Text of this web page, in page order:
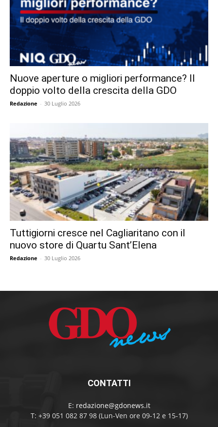
Nuove aperture o migliori performance? Il
doppio volto della crescita della GDO
Redazione - 30 Luglio 2026
Tuttigiorni cresce nel Cagliaritano con il
nuovo store di Quartu Sant’Elena
Redazione - 30 Luglio 2026
CONTATTI
E: redazione@gdonews.it
T: +39 051 082 87 98 (Lun-Ven ore 09-12 e 15-17)